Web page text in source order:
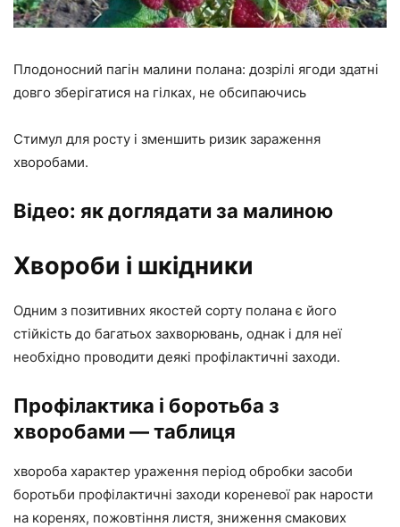
Плодоносний пагін малини полана: дозрілі ягоди здатні
довго зберігатися на гілках, не обсипаючись
Стимул для росту і зменшить ризик зараження
хворобами.
Відео: як доглядати за малиною
Хвороби і шкідники
Одним з позитивних якостей сорту полана є його
стійкість до багатьох захворювань, однак і для неї
необхідно проводити деякі профілактичні заходи.
Профілактика і боротьба з
хворобами — таблиця
хвороба характер ураження період обробки засоби
боротьби профілактичні заходи кореневої рак нарости
на коренях, пожовтіння листя, зниження смакових